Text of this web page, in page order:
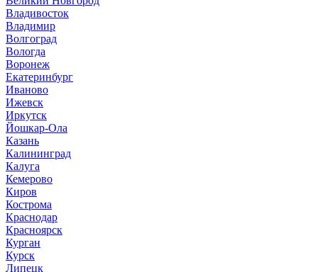
Владивосток
Владимир
Волгоград
Вологда
Воронеж
Екатеринбург
Иваново
Ижевск
Иркутск
Йошкар-Ола
Казань
Калининград
Калуга
Кемерово
Киров
Кострома
Краснодар
Красноярск
Курган
Курск
Липецк